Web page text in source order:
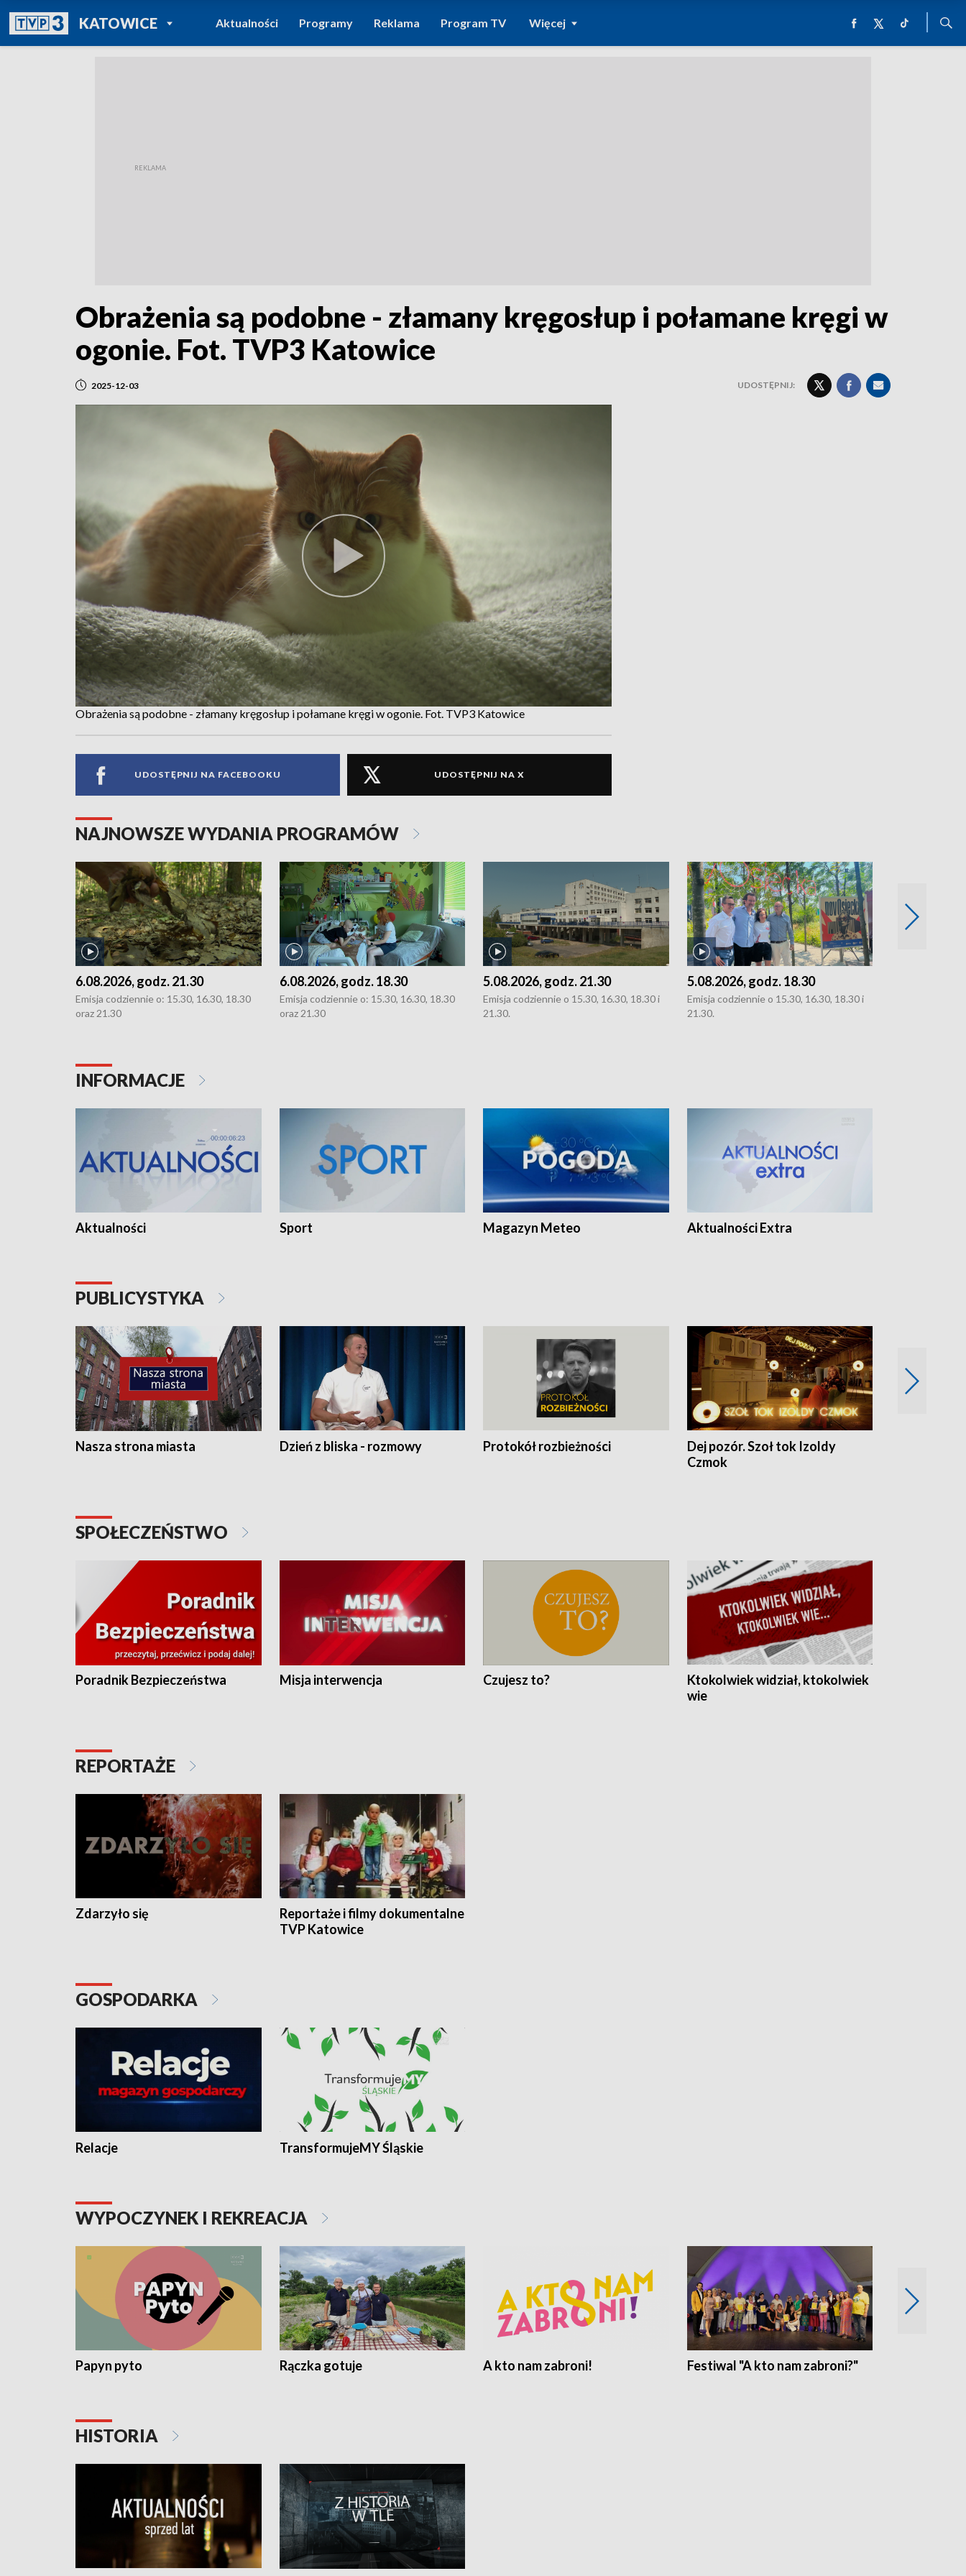
KATOWICEPOWRÓT DO
TVP REGIONY
Aktualności Programy Reklama Program TV Więcej
Obrażenia są podobne - złamany kręgosłup i połamane kręgi w
ogonie. Fot. TVP3 Katowice
2025-12-03 UDOSTĘPNIJ:
Obrażenia są podobne - złamany kręgosłup i połamane kręgi w ogonie. Fot. TVP3 Katowice
UDOSTĘPNIJ NA FACEBOOKU UDOSTĘPNIJ NA X
NAJNOWSZE WYDANIA PROGRAMÓW
6.08.2026, godz. 21.30
Emisja codziennie o: 15.30, 16.30, 18.30
oraz 21.30
6.08.2026, godz. 18.30
Emisja codziennie o: 15.30, 16.30, 18.30
oraz 21.30
5.08.2026, godz. 21.30
Emisja codziennie o 15.30, 16.30, 18.30 i
21.30.
5.08.2026, godz. 18.30
Emisja codziennie o 15.30, 16.30, 18.30 i
21.30.
INFORMACJE
Aktualności Sport Magazyn Meteo Aktualności Extra
PUBLICYSTYKA
Nasza strona miasta Dzień z bliska - rozmowy Protokół rozbieżności
Dej pozór. Szoł tok Izoldy
Czmok
SPOŁECZEŃSTWO
Poradnik Bezpieczeństwa Misja interwencja Czujesz to?
Ktokolwiek widział, ktokolwiek
wie
REPORTAŻE
Zdarzyło się
Reportaże i filmy dokumentalne
TVP Katowice
GOSPODARKA
Relacje TransformujeMY Śląskie
WYPOCZYNEK I REKREACJA
Papyn pyto Rączka gotuje A kto nam zabroni! Festiwal "A kto nam zabroni?"
HISTORIA